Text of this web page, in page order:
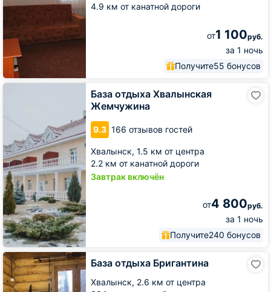
4.9 км от канатной дороги
от1 100руб.
за 1 ночь
Получите55 бонусов
База отдыха Хвалынская
Жемчужина
9.3 166 отзывов гостей
Хвалынск, 1.5 км от центра
2.2 км от канатной дороги
Завтрак включён
от4 800руб.
за 1 ночь
Получите240 бонусов
База
База отдыха Бригантина
Хвалынск, 2.6 км от центра
База
отдыха
Бригантина